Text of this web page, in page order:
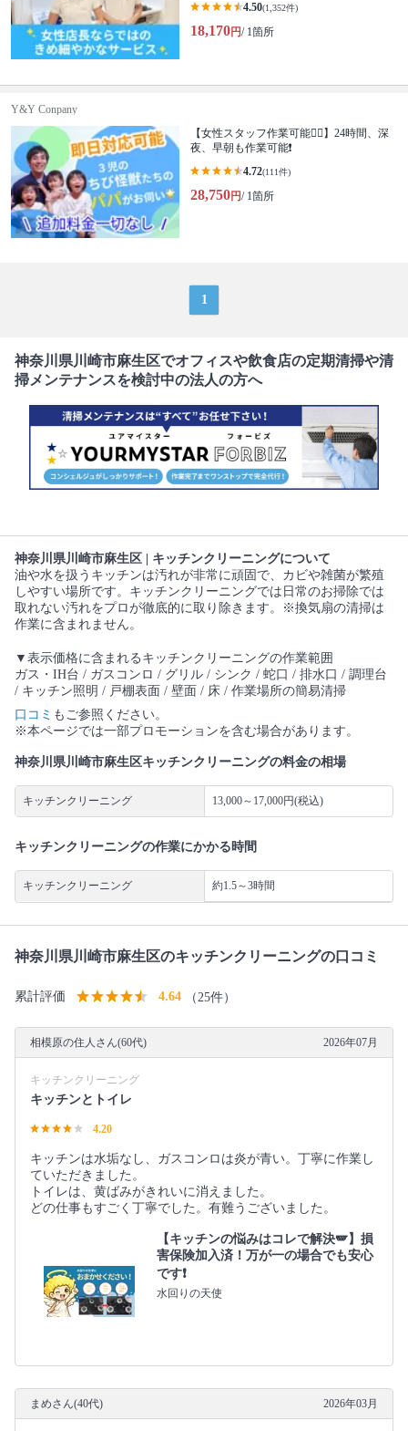
4.50(1,352件)
18,170円/ 1箇所
Y&Y Conpany
【女性スタッフ作業可能🙆‍♀️】24時間、深
夜、早朝も作業可能❗️
4.72(111件)
28,750円/ 1箇所
1
神奈川県川崎市麻生区でオフィスや飲食店の定期清掃や清
掃メンテナンスを検討中の法人の方へ
神奈川県川崎市麻生区 | キッチンクリーニングについて
油や水を扱うキッチンは汚れが非常に頑固で、カビや雑菌が繁殖
しやすい場所です。キッチンクリーニングでは日常のお掃除では
取れない汚れをプロが徹底的に取り除きます。※換気扇の清掃は
作業に含まれません。
▼表示価格に含まれるキッチンクリーニングの作業範囲
ガス・IH台 / ガスコンロ / グリル / シンク / 蛇口 / 排水口 / 調理台
/ キッチン照明 / 戸棚表面 / 壁面 / 床 / 作業場所の簡易清掃
口コミ もご参照ください。
※本ページでは一部プロモーションを含む場合があります。
神奈川県川崎市麻生区キッチンクリーニングの料金の相場
キッチンクリーニング 13,000～17,000円(税込)
キッチンクリーニングの作業にかかる時間
キッチンクリーニング 約1.5～3時間
神奈川県川崎市麻生区のキッチンクリーニングの口コミ
累計評価 4.64 （25件）
相模原の住人さん(60代) 2026年07月
キッチンクリーニング
キッチンとトイレ
4.20
キッチンは水垢なし、ガスコンロは炎が青い。丁寧に作業し
ていただきました。
トイレは、黄ばみがきれいに消えました。
どの仕事もすごく丁寧でした。有難うございました。
【キッチンの悩みはコレで解決🪽】損
害保険加入済！万が一の場合でも安心
です❗️
水回りの天使
まめさん(40代) 2026年03月